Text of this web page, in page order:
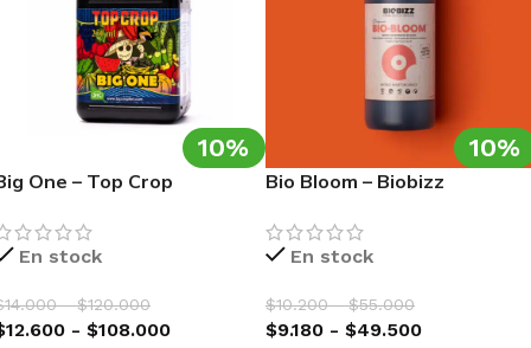
10%
One – Top Crop
En stock
14.000 - $120.000
12.600 - $108.000
10%
Bio Bloom – Biobizz
En stock
$10.200 - $55.000
$9.180 - $49.500